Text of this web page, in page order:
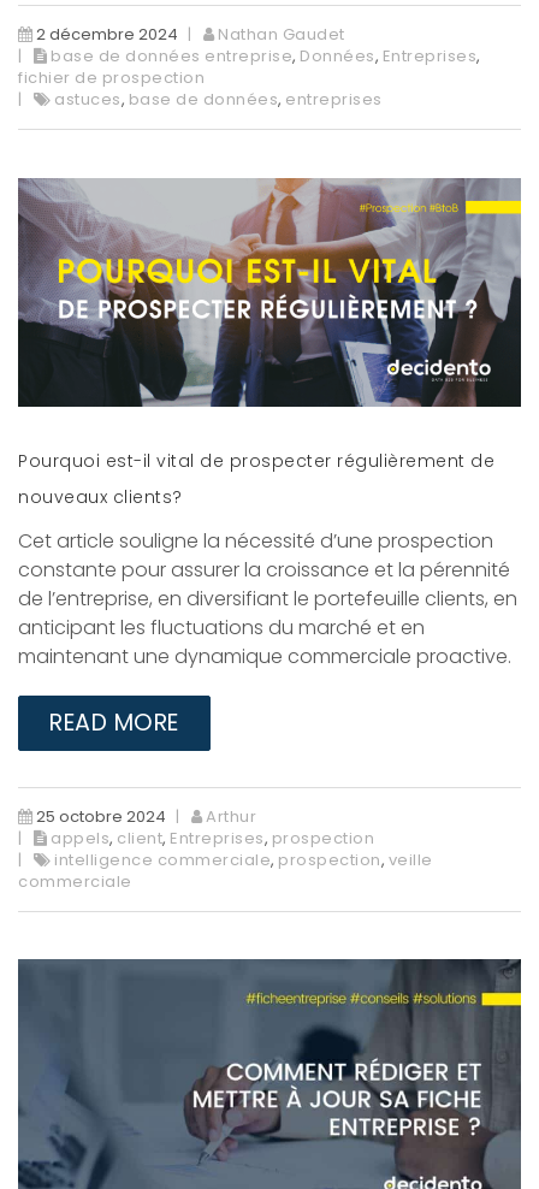
2 décembre 2024
Nathan Gaudet
base de données entreprise, Données, Entreprises,
fichier de prospection
astuces, base de données, entreprises
Pourquoi est-il vital de prospecter régulièrement de
nouveaux clients?
Cet article souligne la nécessité d’une prospection
constante pour assurer la croissance et la pérennité
de l’entreprise, en diversifiant le portefeuille clients, en
anticipant les fluctuations du marché et en
maintenant une dynamique commerciale proactive.
READ MORE
25 octobre 2024
Arthur
appels, client, Entreprises, prospection
intelligence commerciale, prospection, veille
commerciale